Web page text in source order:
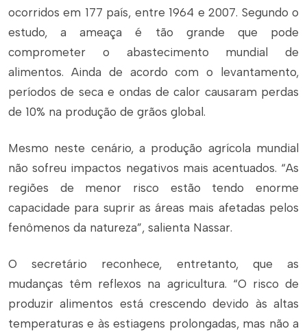
ocorridos em 177 país, entre 1964 e 2007. Segundo o
estudo, a ameaça é tão grande que pode
comprometer o abastecimento mundial de
alimentos. Ainda de acordo com o levantamento,
períodos de seca e ondas de calor causaram perdas
de 10% na produção de grãos global.
Mesmo neste cenário, a produção agrícola mundial
não sofreu impactos negativos mais acentuados. “As
regiões de menor risco estão tendo enorme
capacidade para suprir as áreas mais afetadas pelos
fenômenos da natureza”, salienta Nassar.
O secretário reconhece, entretanto, que as
mudanças têm reflexos na agricultura. “O risco de
produzir alimentos está crescendo devido às altas
temperaturas e às estiagens prolongadas, mas não a